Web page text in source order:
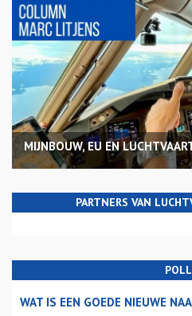
MIJNBOUW, EU EN
PARTNERS VAN
POLL
WAT IS EEN GOEDE NIEUWE